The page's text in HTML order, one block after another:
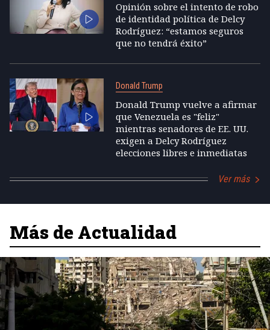
Opinión sobre el intento de robo
de identidad política de Delcy
Rodríguez: “estamos seguros
que no tendrá éxito”
Donald Trump
Donald Trump vuelve a afirmar
que Venezuela es "feliz"
mientras senadores de EE. UU.
exigen a Delcy Rodríguez
elecciones libres e inmediatas
Ver más
Más de Actualidad